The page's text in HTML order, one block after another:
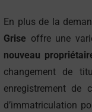
En plus de la
Grise offre une
nouveau
changement de
enregistrement de
d’immatriculation